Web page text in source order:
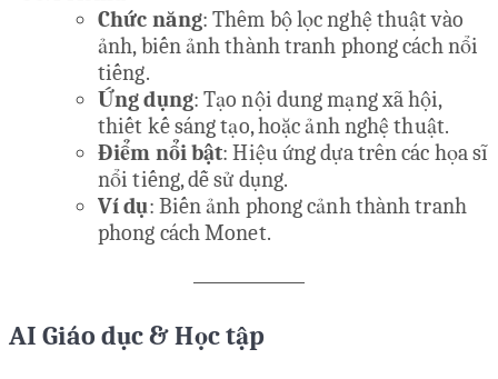
Chức năng: Thêm bộ lọc nghệ thuật vào
ảnh, biến ảnh thành tranh phong cách nổi
tiếng.
Ứng dụng: Tạo nội dung mạng xã hội,
thiết kế sáng tạo, hoặc ảnh nghệ thuật.
Điểm nổi bật: Hiệu ứng dựa trên các họa sĩ
nổi tiếng, dễ sử dụng.
Ví dụ: Biến ảnh phong cảnh thành tranh
phong cách Monet.
AI Giáo dục & Học tập